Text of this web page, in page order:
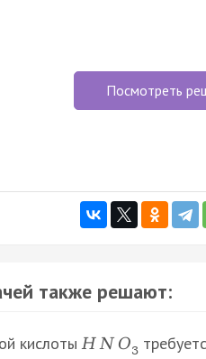
Посмотреть
также решают:
кислотыH N O3